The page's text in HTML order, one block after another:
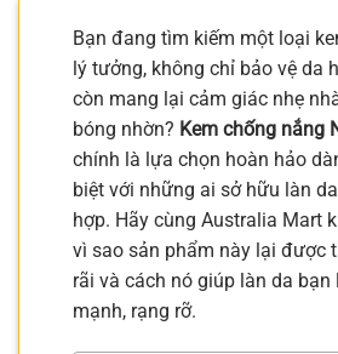
Bạn đang tìm kiếm một loại
lý tưởng, không chỉ bảo vệ da
còn mang lại cảm giác nhẹ
bóng nhờn? Kem chống nắng
chính là lựa chọn hoàn hảo
biệt với những ai sở hữu làn
hợp. Hãy cùng Australia Mart
vì sao sản phẩm này lại được
rãi và cách nó giúp làn da bạn
mạnh, rạng rỡ.